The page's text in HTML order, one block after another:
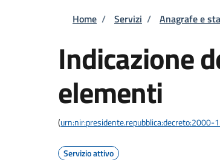
Briciole di
Home / Servizi / Anagrafe e
Indicazione
elementi
(
Servizio attivo